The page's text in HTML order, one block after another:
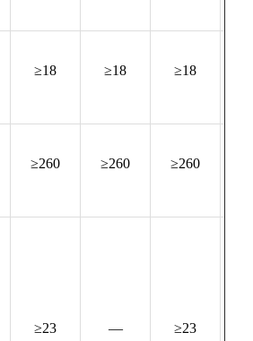
≥18 ≥18 ≥18
≥260 ≥260 ≥260
≥23 — ≥23